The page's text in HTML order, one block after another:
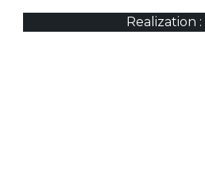
Realization :